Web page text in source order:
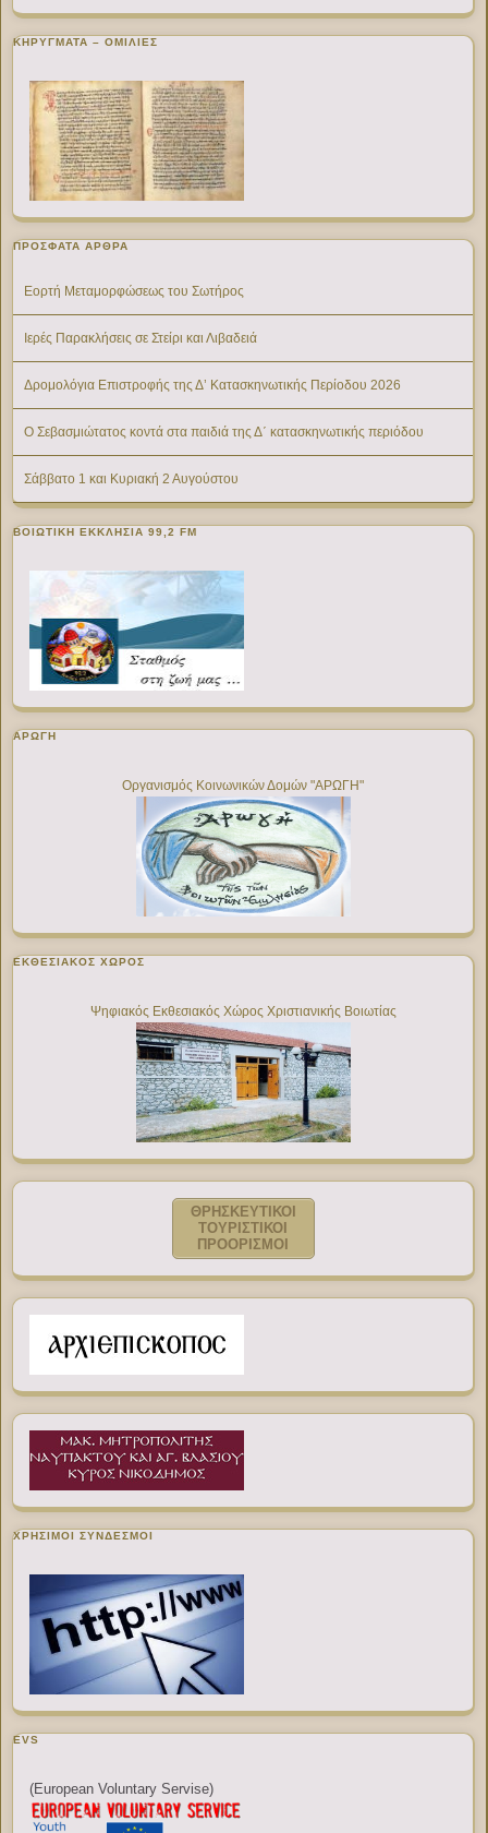
ΚΗΡΥΓΜΑΤΑ – ΟΜΙΛΙΕΣ
ΠΡΌΣΦΑΤΑ ΆΡΘΡΑ
Εορτή Μεταμορφώσεως του Σωτήρος
Ιερές Παρακλήσεις σε Στείρι και Λιβαδειά
Δρομολόγια Επιστροφής της Δ’ Κατασκηνωτικής Περίοδου 2026
Ο Σεβασμιώτατος κοντά στα παιδιά της Δ΄ κατασκηνωτικής περιόδου
Σάββατο 1 και Κυριακή 2 Αυγούστου
ΒΟΙΩΤΙΚΉ ΕΚΚΛΗΣΊΑ 99,2 FM
ΑΡΩΓΗ
Οργανισμός Κοινωνικών Δομών "ΑΡΩΓΗ"
ΕΚΘΕΣΙΑΚΌΣ ΧΏΡΟΣ
Ψηφιακός Εκθεσιακός Χώρος Χριστιανικής Βοιωτίας
ΘΡΗΣΚΕΥΤΙΚΟΙ
ΤΟΥΡΙΣΤΙΚΟΙ
ΠΡΟΟΡΙΣΜΟΙ
ΧΡΉΣΙΜΟΙ ΣΎΝΔΕΣΜΟΙ
EVS
(European Voluntary Servise)